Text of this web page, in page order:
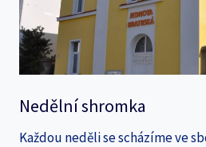
Nedělní shromka
Každou neděli se scházíme ve